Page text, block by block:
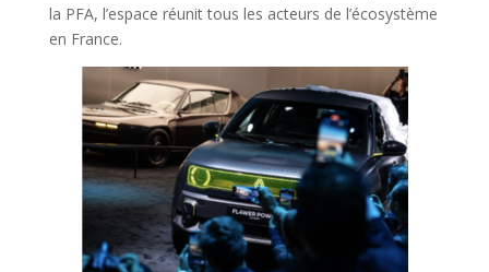
la PFA, l’espace réunit tous les acteurs de l’écosystème
en France.